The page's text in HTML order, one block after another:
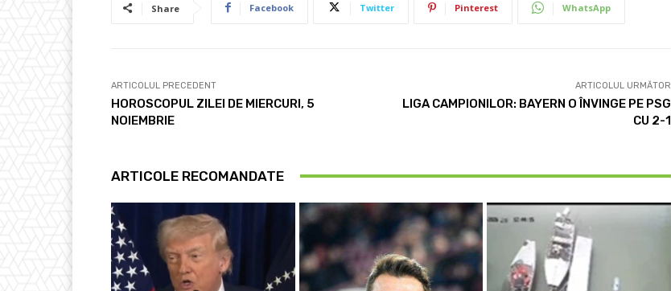
Share Facebook Twitter Pinterest WhatsApp
ARTICOLUL PRECEDENT
HOROSCOPUL ZILEI DE MIERCURI, 5
NOIEMBRIE
ARTICOLUL URMĂTOR
LIGA CAMPIONILOR: BAYERN O ÎNVINGE PE PSG
CU 2-1
ARTICOLE RECOMANDATE